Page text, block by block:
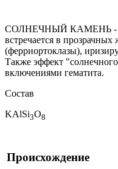
СОЛНЕЧНЫЙ КАМЕНЬ -
встречается в
(ферриортоклазы),
Также эффект
включениями гематита.
Состав
KAlSi3O8
Происхождение